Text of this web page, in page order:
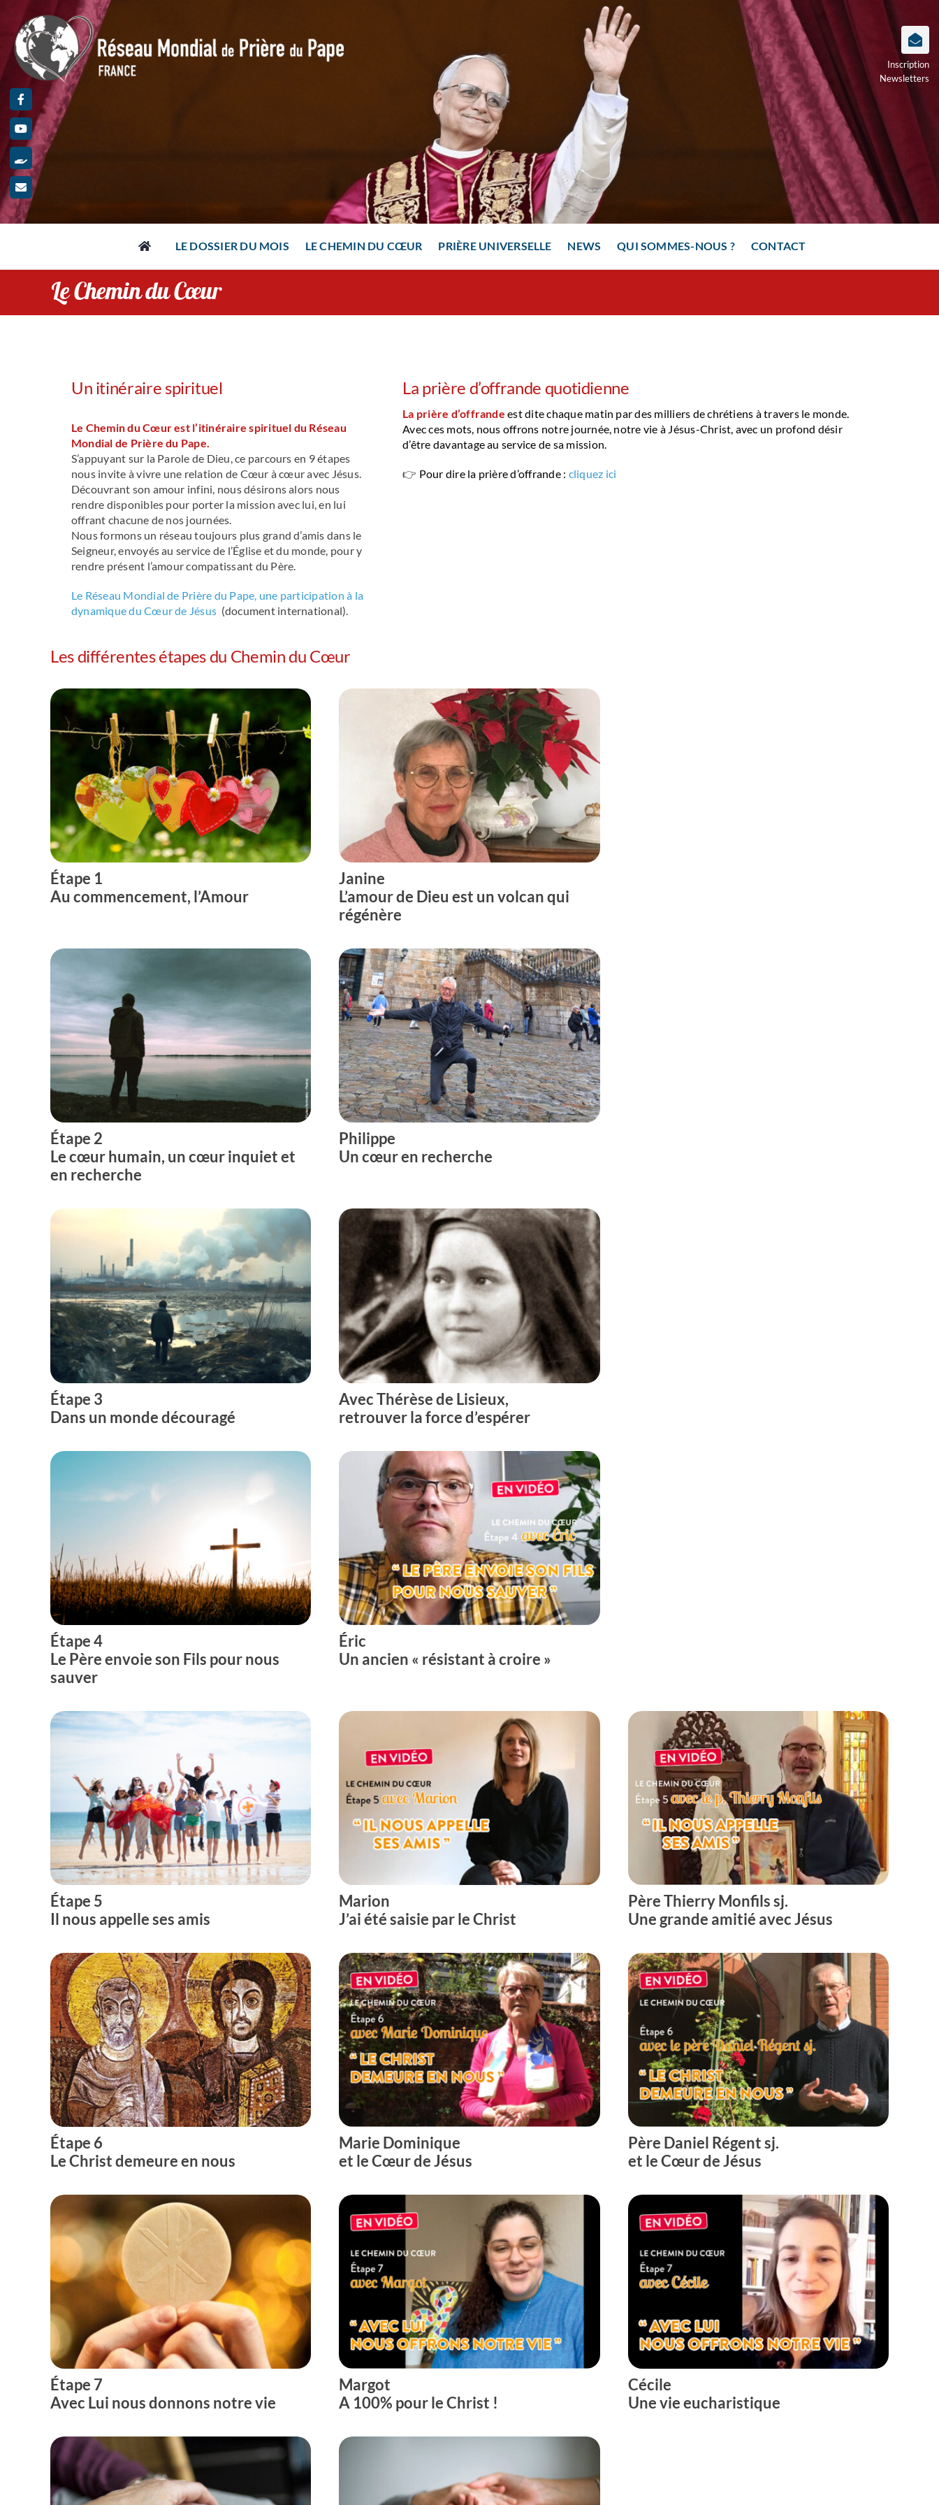
contenu
Inscription
Newsletters
LE DOSSIER DU MOIS LE CHEMIN DU CŒUR PRIÈRE UNIVERSELLE NEWS QUI SOMMES-NOUS ? CONTACT
Le Chemin du Cœur
Un itinéraire spirituel
Le Chemin du Cœur est l’itinéraire spirituel du Réseau
Mondial de Prière du Pape.
S’appuyant sur la Parole de Dieu, ce parcours en 9 étapes
nous invite à vivre une relation de Cœur à cœur avec Jésus.
Découvrant son amour infini, nous désirons alors nous
rendre disponibles pour porter la mission avec lui, en lui
offrant chacune de nos journées.
Nous formons un réseau toujours plus grand d’amis dans le
Seigneur, envoyés au service de l’Église et du monde, pour y
rendre présent l’amour compatissant du Père.
Le Réseau Mondial de Prière du Pape, une participation à la
dynamique du Cœur de Jésus (document international).
La prière d’offrande quotidienne
La prière d’offrandeest dite chaque matin par des milliers de chrétiens à travers le monde.
Avec ces mots, nous offrons notre journée, notre vie à Jésus-Christ, avec un profond désir
d’être davantage au service de sa mission.
👉 Pour dire la prière d’offrande: cliquez ici
Les différentes étapes du Chemin du Cœur
Étape 1
Au commencement, l’Amour
Janine
L’amour de Dieu est un volcan qui
régénère
Étape 2
Le cœur humain, un cœur inquiet et
en recherche
Philippe
Un cœur en recherche
Étape 3
Dans un monde découragé
Avec Thérèse de Lisieux,
retrouver la force d’espérer
Étape 4
Le Père envoie son Fils pour nous
sauver
Éric
Un ancien « résistant à croire »
Étape 5
Il nous appelle ses amis
Marion
J’ai été saisie par le Christ
Père Thierry Monfils sj.
Une grande amitié avec Jésus
Étape 6
Le Christ demeure en nous
Marie Dominique
et le Cœur de Jésus
Père Daniel Régent sj.
et le Cœur de Jésus
Étape 7
Avec Lui nous donnons notre vie
Margot
A 100% pour le Christ !
Cécile
Une vie eucharistique